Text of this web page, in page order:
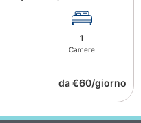
1
Camere
da €60/giorno